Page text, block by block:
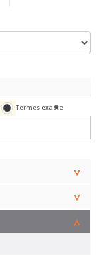
Termes exacte